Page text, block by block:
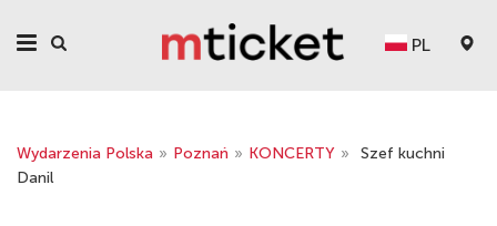
PL
Wydarzenia Polska » Poznań » KONCERTY »
Szef kuchni
Danil